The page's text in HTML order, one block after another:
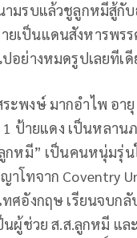
ามรบแล้วชูลูกหมีสู้กับ
ยเป็นแดนสังหารพร
อย่างหมดรูปเลยทีเดี
ะพงษ์ มากอำไพ อา
ป้ายแดง เป็นหลาน
กหมี” เป็นคนหนุ่มรุ่น
โทจาก Coventry
ศอังกฤษ เรียนจบกลั
นผู้ช่วย ส.ส.ลูกหมี แล